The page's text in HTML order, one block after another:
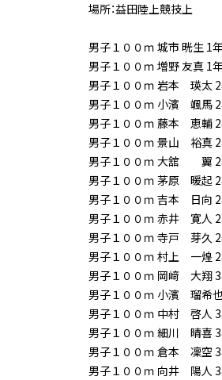
場所：益田陸上競技上
男子１００ｍ 城市 晄生 1
男子１００ｍ 増野 友真 1
男子１００ｍ 岩本 瑛太 2
男子１００ｍ 小濱 颯馬 2
男子１００ｍ 藤本 恵輔 2
男子１００ｍ 景山 裕真 2
男子１００ｍ 大舘 翼 2年
男子１００ｍ 茅原 暖起 2
男子１００ｍ 吉本 日向 2
男子１００ｍ 赤井 寛人 2
男子１００ｍ 寺戸 芽久 2
男子１００ｍ 村上 一煌 2
男子１００ｍ 岡﨑 大翔 3
男子１００ｍ 小濱 瑠希也
男子１００ｍ 中村 啓人 3
男子１００ｍ 細川 晴喜 3
男子１００ｍ 倉本 凜空 3
男子１００ｍ 向井 陽人 3